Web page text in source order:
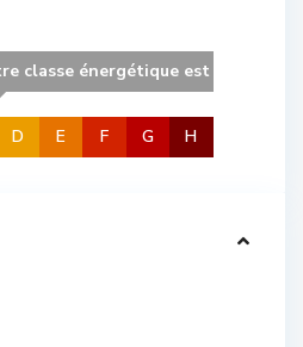
classe énergétique est C
D E F G H